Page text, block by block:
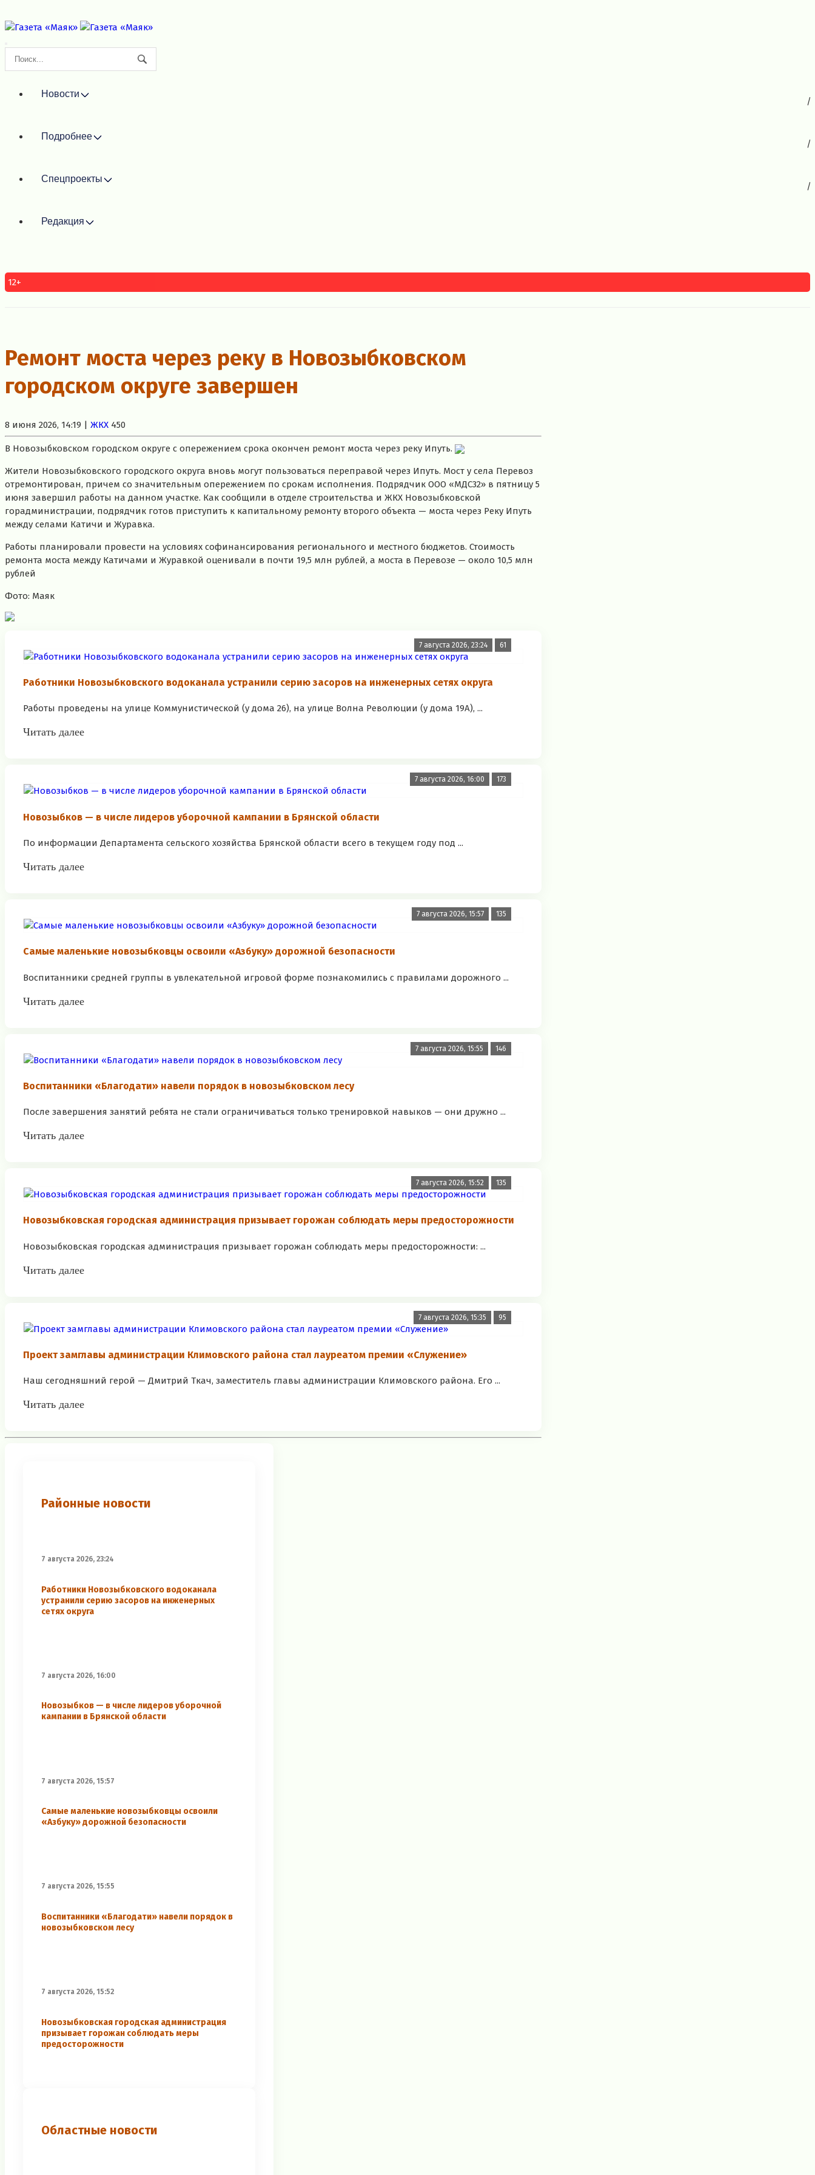
Новости
Подробнее
Спецпроекты
Редакция
12+
Ремонт моста через реку в Новозыбковском
городском округе завершен
8 июня 2026, 14:19 | ЖКХ 450
В Новозыбковском городском округе с опережением срока окончен ремонт моста через реку Ипуть.
Жители Новозыбковского городского округа вновь могут пользоваться переправой через Ипуть. Мост у села Перевоз
отремонтирован, причем со значительным опережением по срокам исполнения. Подрядчик ООО «МДС32» в пятницу 5
июня завершил работы на данном участке. Как сообщили в отделе строительства и ЖКХ Новозыбковской
горадминистрации, подрядчик готов приступить к капитальному ремонту второго объекта — моста через Реку Ипуть
между селами Катичи и Журавка.
Работы планировали провести на условиях софинансирования регионального и местного бюджетов. Стоимость
ремонта моста между Катичами и Журавкой оценивали в почти 19,5 млн рублей, а моста в Перевозе — около 10,5 млн
рублей
Фото: Маяк
7 августа 2026, 23:24 61
Работники Новозыбковского водоканала устранили серию засоров на инженерных сетях округа
Работы проведены на улице Коммунистической (у дома 26), на улице Волна Революции (у дома 19А), ...
Читать далее
7 августа 2026, 16:00 173
Новозыбков — в числе лидеров уборочной кампании в Брянской области
По информации Департамента сельского хозяйства Брянской области всего в текущем году под ...
Читать далее
7 августа 2026, 15:57 135
Самые маленькие новозыбковцы освоили «Азбуку» дорожной безопасности
Воспитанники средней группы в увлекательной игровой форме познакомились с правилами дорожного ...
Читать далее
7 августа 2026, 15:55 146
Воспитанники «Благодати» навели порядок в новозыбковском лесу
После завершения занятий ребята не стали ограничиваться только тренировкой навыков — они дружно ...
Читать далее
7 августа 2026, 15:52 135
Новозыбковская городская администрация призывает горожан соблюдать меры предосторожности
Новозыбковская городская администрация призывает горожан соблюдать меры предосторожности: ...
Читать далее
7 августа 2026, 15:35 95
Проект замглавы администрации Климовского района стал лауреатом премии «Служение»
Наш сегодняшний герой — Дмитрий Ткач, заместитель главы администрации Климовского района. Его ...
Читать далее
Районные новости
7 августа 2026, 23:24
Работники Новозыбковского водоканала
устранили серию засоров на инженерных
сетях округа
7 августа 2026, 16:00
Новозыбков — в числе лидеров уборочной
кампании в Брянской области
7 августа 2026, 15:57
Самые маленькие новозыбковцы освоили
«Азбуку» дорожной безопасности
7 августа 2026, 15:55
Воспитанники «Благодати» навели порядок в
новозыбковском лесу
7 августа 2026, 15:52
Новозыбковская городская администрация
призывает горожан соблюдать меры
предосторожности
Областные новости